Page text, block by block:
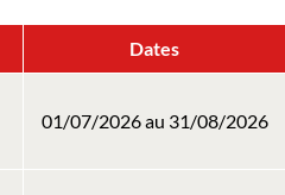
Dates
01/07/2026 au 31/08/2026